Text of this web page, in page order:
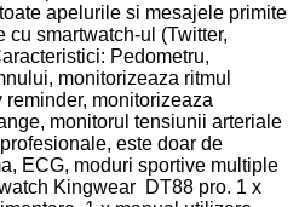
apelurile si mesajele primite
cu smartwatch-ul (Twitter,
Pedometru,
monitorizeaza ritmul
monitorizeaza
monitorul tensiunii arteriale
este doar de
ECG, moduri sportive multiple
Kingwear DT88 pro. 1 x